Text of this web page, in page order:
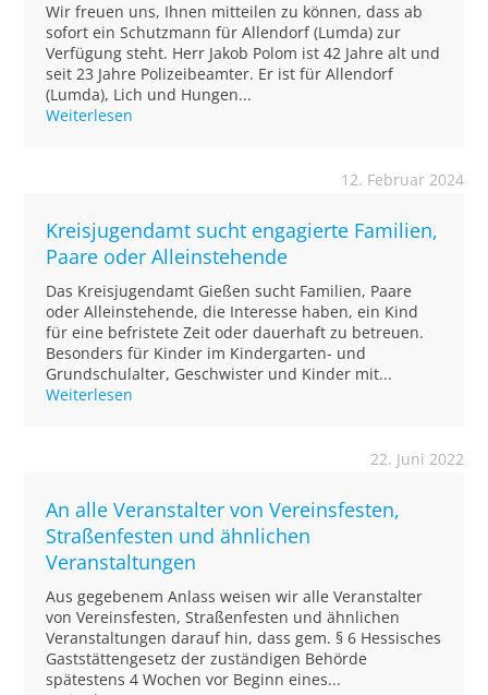
Wir freuen uns, Ihnen mitteilen zu können, dass ab
sofort ein Schutzmann für Allendorf (Lumda) zur
Verfügung steht. Herr Jakob Polom ist 42 Jahre alt und
seit 23 Jahre Polizeibeamter. Er ist für Allendorf
(Lumda), Lich und Hungen...
Weiterlesen
12. Februar 2024
Kreisjugendamt sucht engagierte Familien,
Paare oder Alleinstehende
Das Kreisjugendamt Gießen sucht Familien, Paare
oder Alleinstehende, die Interesse haben, ein Kind
für eine befristete Zeit oder dauerhaft zu betreuen.
Besonders für Kinder im Kindergarten- und
Grundschulalter, Geschwister und Kinder mit...
Weiterlesen
22. Juni 2022
An alle Veranstalter von Vereinsfesten,
Straßenfesten und ähnlichen
Veranstaltungen
Aus gegebenem Anlass weisen wir alle Veranstalter
von Vereinsfesten, Straßenfesten und ähnlichen
Veranstaltungen darauf hin, dass gem. § 6 Hessisches
Gaststättengesetz der zuständigen Behörde
spätestens 4 Wochen vor Beginn eines...